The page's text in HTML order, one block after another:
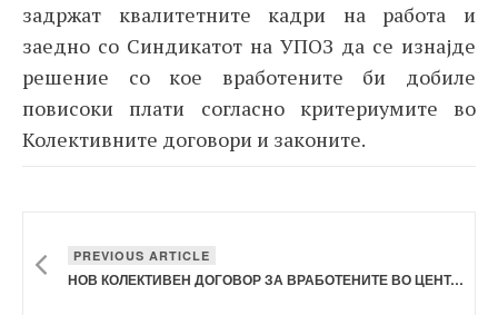
задржат квалитетните кадри на работа и
заедно со Синдикатот на УПОЗ да се изнајде
решение со кое вработените би добиле
повисоки плати согласно критериумите во
Колективните договори и законите.
PREVIOUS ARTICLE
НОВ КОЛЕКТИВЕН ДОГОВОР ЗА ВРАБОТЕНИТЕ ВО ЦЕНТАР ЗА РАЗВОЈ НА ЈУГОИСТОЧЕН ПЛАНСКИ РЕГИОН